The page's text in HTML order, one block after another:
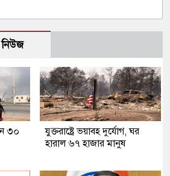
৩০
যুক্তরাষ্ট্রে ভয়াবহ দুর্যোগ, ঘর
হারাল ৬৭ হাজার মানুষ